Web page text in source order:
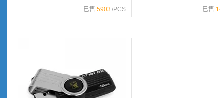
已售 5903 /PCS 已售